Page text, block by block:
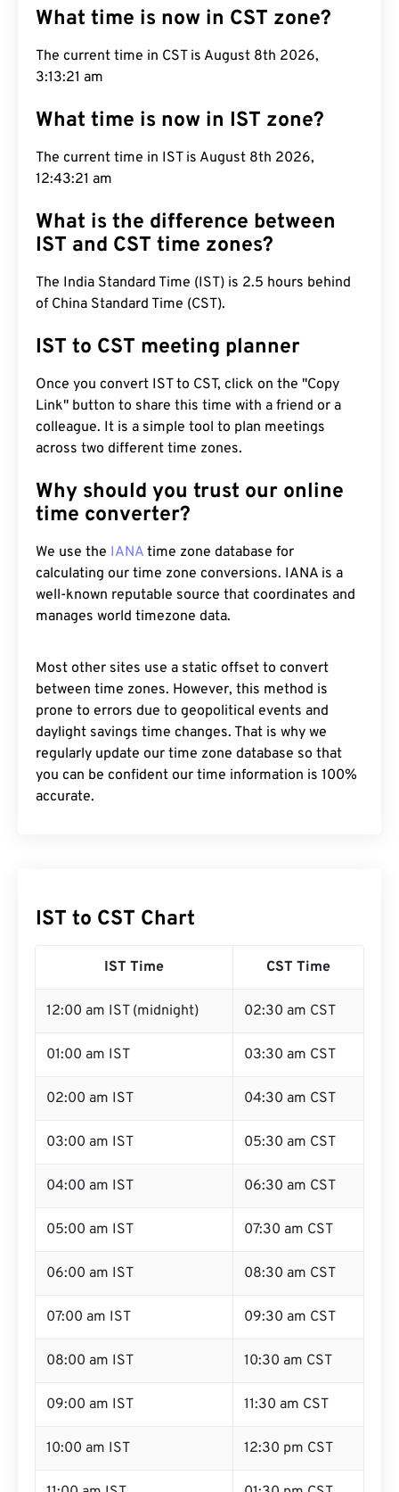
What time is now in CST zone?
The current time in CST is August 8th 2026,
3:13:22 am
What time is now in IST zone?
The current time in IST is August 8th 2026,
12:43:22 am
What is the difference between
IST and CST time zones?
The India Standard Time (IST) is 2.5 hours behind
of China Standard Time (CST).
IST to CST meeting planner
Once you convert IST to CST, click on the "Copy
Link" button to share this time with a friend or a
colleague. It is a simple tool to plan meetings
across two different time zones.
Why should you trust our online
time converter?
We use the IANA time zone database for
calculating our time zone conversions. IANA is a
well-known reputable source that coordinates and
manages world timezone data.
Most other sites use a static offset to convert
between time zones. However, this method is
prone to errors due to geopolitical events and
daylight savings time changes. That is why we
regularly update our time zone database so that
you can be confident our time information is 100%
accurate.
IST to CST Chart
IST Time CST Time
12:00 am IST (midnight) 02:30 am CST
01:00 am IST 03:30 am CST
02:00 am IST 04:30 am CST
03:00 am IST 05:30 am CST
04:00 am IST 06:30 am CST
05:00 am IST 07:30 am CST
06:00 am IST 08:30 am CST
07:00 am IST 09:30 am CST
08:00 am IST 10:30 am CST
09:00 am IST 11:30 am CST
10:00 am IST 12:30 pm CST